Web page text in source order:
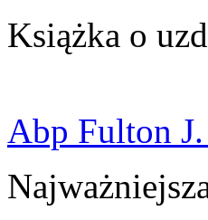
Książka o
Abp Fulton